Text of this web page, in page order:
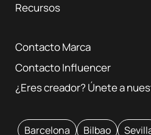
Recursos
Contacto Marca
Contacto Influencer
¿Eres creador? Únete a
Barcelona Bilbao